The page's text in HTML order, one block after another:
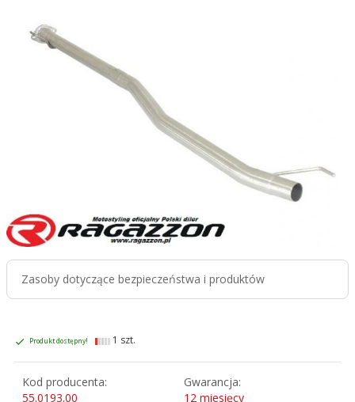
Zasoby dotyczące bezpieczeństwa i produktów
Produkt dostępny! 1 szt.
Kod producenta:
55.0193.00
Gwarancja:
12 miesięcy